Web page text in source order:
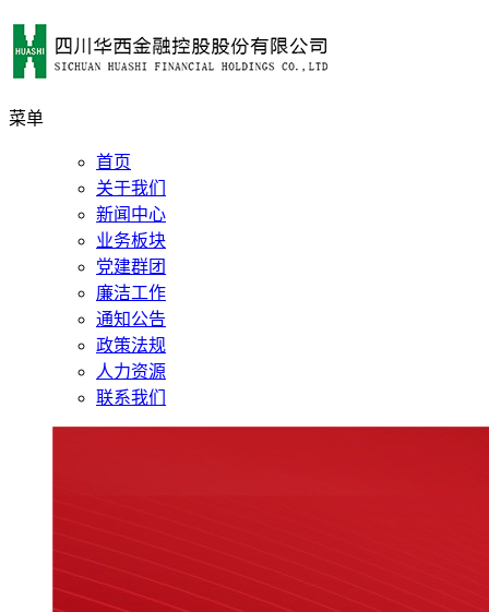
菜单
首页
关于我们
新闻中心
业务板块
党建群团
廉洁工作
通知公告
政策法规
人力资源
联系我们